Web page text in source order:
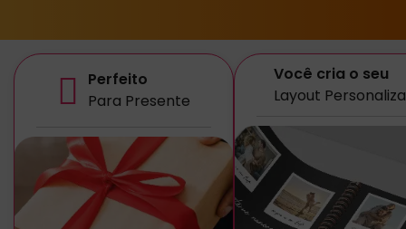
Perfeito
Para Presente
Você cria o seu
Layout